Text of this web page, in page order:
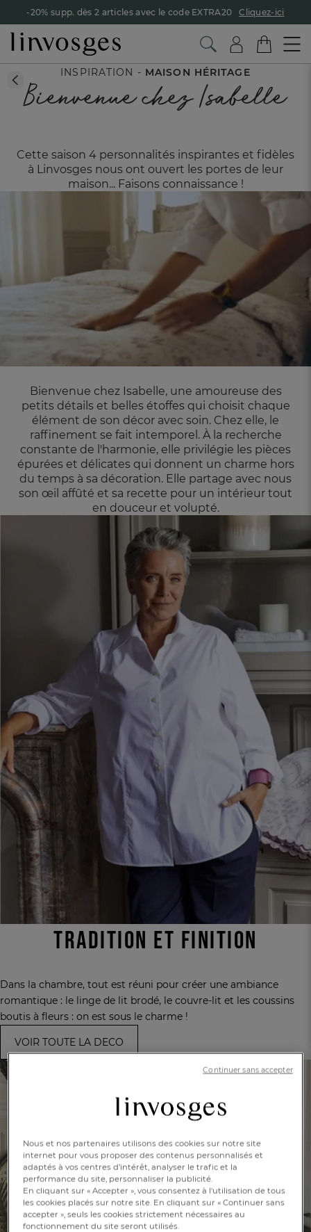
-20% supp. dès 2 articles avec le code EXTRA20 Cliquez-ici
AT
INSPIRATION - MAISON HÉRITAGE
Cette saison 4 personnalités inspirantes et fidèles
à Linvosges nous ont ouvert les portes de leur
maison... Faisons connaissance !
Bienvenue chez Isabelle, une amoureuse des
petits détails et belles étoffes qui choisit chaque
élément de son décor avec soin. Chez elle, le
raffinement se fait intemporel. À la recherche
constante de l'harmonie, elle privilégie les pièces
épurées et délicates qui donnent un charme hors
du temps à sa décoration. Elle partage avec nous
son œil affûté et sa recette pour un intérieur tout
en douceur et volupté.
TRADITION ET FINITION
Dans la chambre, tout est réuni pour créer une ambiance
romantique : le linge de lit brodé, le couvre-lit et les coussins
boutis à fleurs : on est sous le charme !
VOIR TOUTE LA DECO
Nous et nos partenaires utilisons des cookies sur notre site
internet pour vous proposer des contenus personnalisés et
adaptés à vos centres d’intérêt, analyser le trafic et la
performance du site, personnaliser la publicité.
En cliquant sur « Accepter », vous consentez à l'utilisation de tous
les cookies placés sur notre site. En cliquant sur « Continuer sans
accepter », seuls les cookies strictement nécessaires au
fonctionnement du site seront utilisés.
Continuer sans accepter